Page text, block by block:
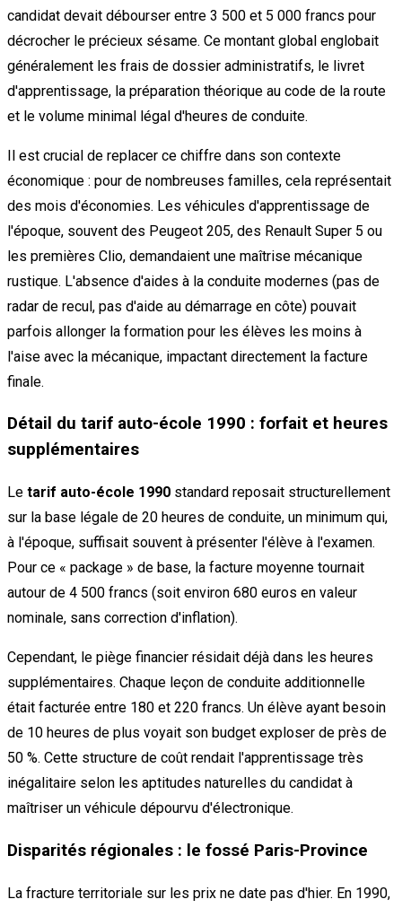
candidat devait débourser entre 3 500 et 5 000 francs pour
décrocher le précieux sésame. Ce montant global englobait
généralement les frais de dossier administratifs, le livret
d'apprentissage, la préparation théorique au code de la route
et le volume minimal légal d'heures de conduite.
Il est crucial de replacer ce chiffre dans son contexte
économique : pour de nombreuses familles, cela représentait
des mois d'économies. Les véhicules d'apprentissage de
l'époque, souvent des Peugeot 205, des Renault Super 5 ou
les premières Clio, demandaient une maîtrise mécanique
rustique. L'absence d'aides à la conduite modernes (pas de
radar de recul, pas d'aide au démarrage en côte) pouvait
parfois allonger la formation pour les élèves les moins à
l'aise avec la mécanique, impactant directement la facture
finale.
Détail du tarif auto-école 1990 : forfait et heures
supplémentaires
Le tarif auto-école 1990 standard reposait structurellement
sur la base légale de 20 heures de conduite, un minimum qui,
à l'époque, suffisait souvent à présenter l'élève à l'examen.
Pour ce « package » de base, la facture moyenne tournait
autour de 4 500 francs (soit environ 680 euros en valeur
nominale, sans correction d'inflation).
Cependant, le piège financier résidait déjà dans les heures
supplémentaires. Chaque leçon de conduite additionnelle
était facturée entre 180 et 220 francs. Un élève ayant besoin
de 10 heures de plus voyait son budget exploser de près de
50 %. Cette structure de coût rendait l'apprentissage très
inégalitaire selon les aptitudes naturelles du candidat à
maîtriser un véhicule dépourvu d'électronique.
Disparités régionales : le fossé Paris-Province
La fracture territoriale sur les prix ne date pas d'hier. En 1990,